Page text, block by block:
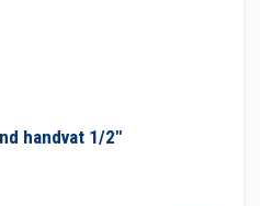
handvat 1/2"